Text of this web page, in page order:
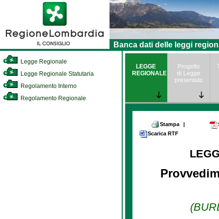
Banca dati delle leggi
Legge Regionale
Legge Regionale Statutaria
Regolamento Interno
Regolamento Regionale
LEGGE
REGIONALE
Progetto
di Legge
presentato
Stampa |
Scarica RTF